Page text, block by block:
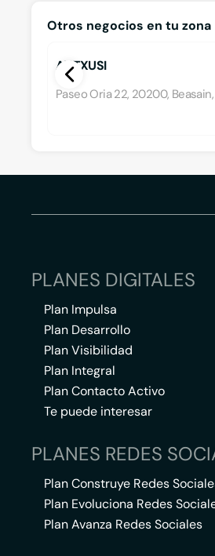
Otros negocios en tu zona
ANTXUSI
Paseo Oria 22, 20200,
PLANES DIGITALES
Plan Impulsa
Plan Desarrollo
Plan Visibilidad
Plan Integral
Plan Contacto Activo
Te puede interesar
PLANES REDES
Plan Construye Redes
Plan Evoluciona Redes
Plan Avanza Redes Sociales